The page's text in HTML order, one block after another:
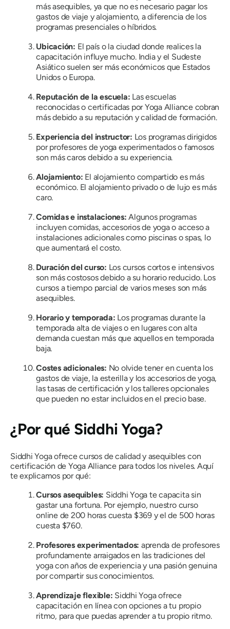
más asequibles, ya que no es necesario pagar los
gastos de viaje y alojamiento, a diferencia de los
programas presenciales o híbridos.
Ubicación: El país o la ciudad donde realices la
capacitación influye mucho. India y el Sudeste
Asiático suelen ser más económicos que Estados
Unidos o Europa.
Reputación de la escuela: Las escuelas
reconocidas o certificadas por Yoga Alliance cobran
más debido a su reputación y calidad de formación.
Experiencia del instructor: Los programas dirigidos
por profesores de yoga experimentados o famosos
son más caros debido a su experiencia.
Alojamiento: El alojamiento compartido es más
económico. El alojamiento privado o de lujo es más
caro.
Comidas e instalaciones: Algunos programas
incluyen comidas, accesorios de yoga o acceso a
instalaciones adicionales como piscinas o spas, lo
que aumentará el costo.
Duración del curso: Los cursos cortos e intensivos
son más costosos debido a su horario reducido. Los
cursos a tiempo parcial de varios meses son más
asequibles.
Horario y temporada: Los programas durante la
temporada alta de viajes o en lugares con alta
demanda cuestan más que aquellos en temporada
baja.
Costes adicionales: No olvide tener en cuenta los
gastos de viaje, la esterilla y los accesorios de yoga,
las tasas de certificación y los talleres opcionales
que pueden no estar incluidos en el precio base.
¿Por qué Siddhi Yoga?
Siddhi Yoga ofrece cursos de calidad y asequibles con
certificación de Yoga Alliance para todos los niveles. Aquí
te explicamos por qué:
Cursos asequibles: Siddhi Yoga te capacita sin
gastar una fortuna. Por ejemplo, nuestro curso
online de 200 horas cuesta $369 y el de 500 horas
cuesta $760.
Profesores experimentados: aprenda de profesores
profundamente arraigados en las tradiciones del
yoga con años de experiencia y una pasión genuina
por compartir sus conocimientos.
Aprendizaje flexible: Siddhi Yoga ofrece
capacitación en línea con opciones a tu propio
ritmo, para que puedas aprender a tu propio ritmo.